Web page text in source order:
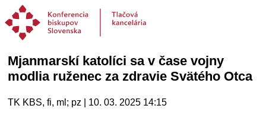
Mjanmarskí katolíci sa v čase vojny
modlia ruženec za zdravie Svätého Otca
TK KBS, fi, ml; pz | 10. 03. 2025 14:15